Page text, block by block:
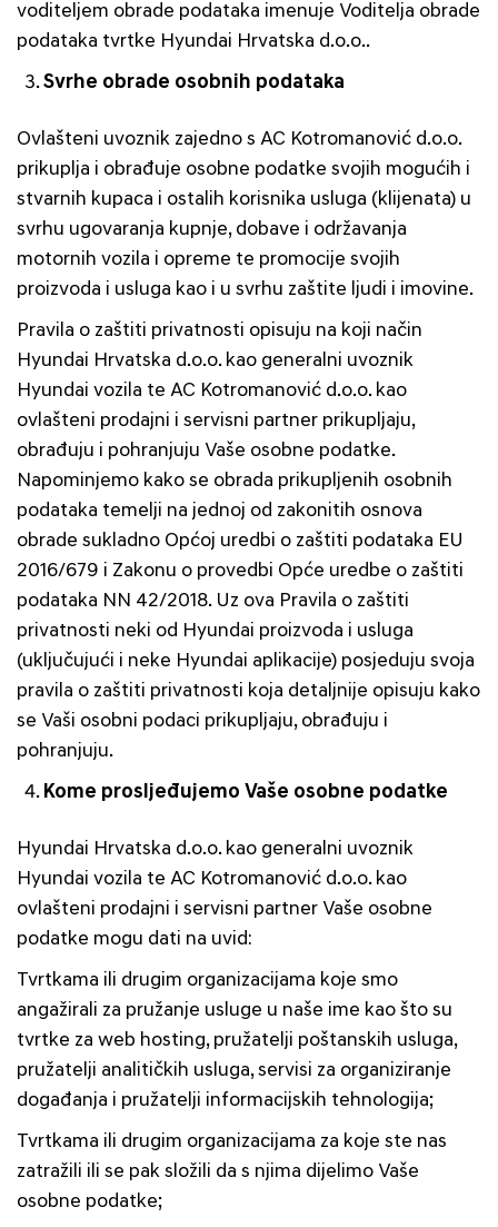
voditeljem obrade podataka imenuje Voditelja obrade
podataka tvrtke Hyundai Hrvatska d.o.o..
Svrhe obrade osobnih podataka
Ovlašteni uvoznik zajedno s AC Kotromanović d.o.o.
prikuplja i obrađuje osobne podatke svojih mogućih i
stvarnih kupaca i ostalih korisnika usluga (klijenata) u
svrhu ugovaranja kupnje, dobave i održavanja
motornih vozila i opreme te promocije svojih
proizvoda i usluga kao i u svrhu zaštite ljudi i imovine.
Pravila o zaštiti privatnosti opisuju na koji način
Hyundai Hrvatska d.o.o. kao generalni uvoznik
Hyundai vozila te AC Kotromanović d.o.o. kao
ovlašteni prodajni i servisni partner prikupljaju,
obrađuju i pohranjuju Vaše osobne podatke.
Napominjemo kako se obrada prikupljenih osobnih
podataka temelji na jednoj od zakonitih osnova
obrade sukladno Općoj uredbi o zaštiti podataka EU
2016/679 i Zakonu o provedbi Opće uredbe o zaštiti
podataka NN 42/2018. Uz ova Pravila o zaštiti
privatnosti neki od Hyundai proizvoda i usluga
(uključujući i neke Hyundai aplikacije) posjeduju svoja
pravila o zaštiti privatnosti koja detaljnije opisuju kako
se Vaši osobni podaci prikupljaju, obrađuju i
pohranjuju.
Kome prosljeđujemo Vaše osobne podatke
Hyundai Hrvatska d.o.o. kao generalni uvoznik
Hyundai vozila te AC Kotromanović d.o.o. kao
ovlašteni prodajni i servisni partner Vaše osobne
podatke mogu dati na uvid:
Tvrtkama ili drugim organizacijama koje smo
angažirali za pružanje usluge u naše ime kao što su
tvrtke za web hosting, pružatelji poštanskih usluga,
pružatelji analitičkih usluga, servisi za organiziranje
događanja i pružatelji informacijskih tehnologija;
Tvrtkama ili drugim organizacijama za koje ste nas
zatražili ili se pak složili da s njima dijelimo Vaše
osobne podatke;